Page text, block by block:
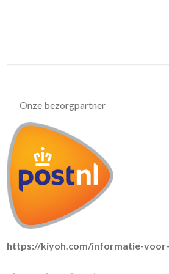
Onze bezorgpartner
https://kiyoh.com/informatie-